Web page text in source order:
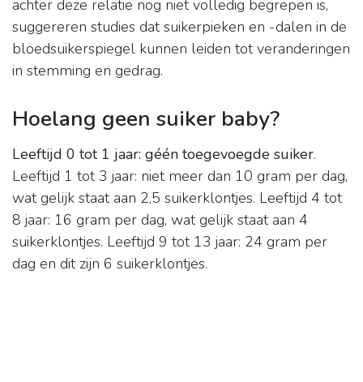
achter deze relatie nog niet volledig begrepen is,
suggereren studies dat suikerpieken en -dalen in de
bloedsuikerspiegel kunnen leiden tot veranderingen
in stemming en gedrag.
Hoelang geen suiker baby?
Leeftijd 0 tot 1 jaar: géén toegevoegde suiker.
Leeftijd 1 tot 3 jaar: niet meer dan 10 gram per dag,
wat gelijk staat aan 2,5 suikerklontjes. Leeftijd 4 tot
8 jaar: 16 gram per dag, wat gelijk staat aan 4
suikerklontjes. Leeftijd 9 tot 13 jaar: 24 gram per
dag en dit zijn 6 suikerklontjes.